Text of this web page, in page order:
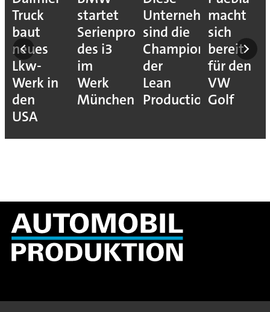
Truck
baut
neues
Lkw-
Werk in
den
USA
startet
Serienproduktion
des i3
im
Werk
München
Unternehmen
sind die
Champions
der
Lean
Production
macht
sich
bereit
für den
VW
Golf